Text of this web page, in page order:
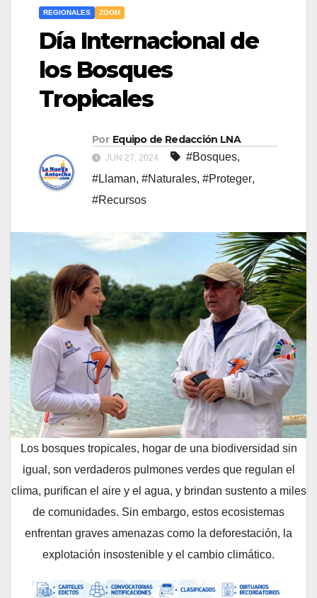
REGIONALES ZOOM
Día Internacional de
los Bosques
Tropicales
Por Equipo de Redacción LNA
JUN 27, 2024 #Bosques,
#Llaman, #Naturales, #Proteger,
#Recursos
Los bosques tropicales, hogar de una biodiversidad sin
igual, son verdaderos pulmones verdes que regulan el
clima, purifican el aire y el agua, y brindan sustento a miles
de comunidades. Sin embargo, estos ecosistemas
enfrentan graves amenazas como la deforestación, la
explotación insostenible y el cambio climático.